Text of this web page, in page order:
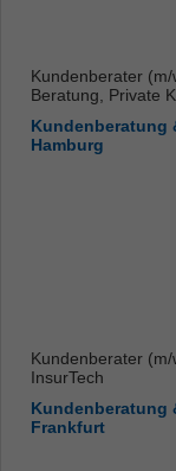
Kundenberater
Beratung, Private
Kundenberatung
Hamburg
Kundenberater
InsurTech
Kundenberatung
Frankfurt